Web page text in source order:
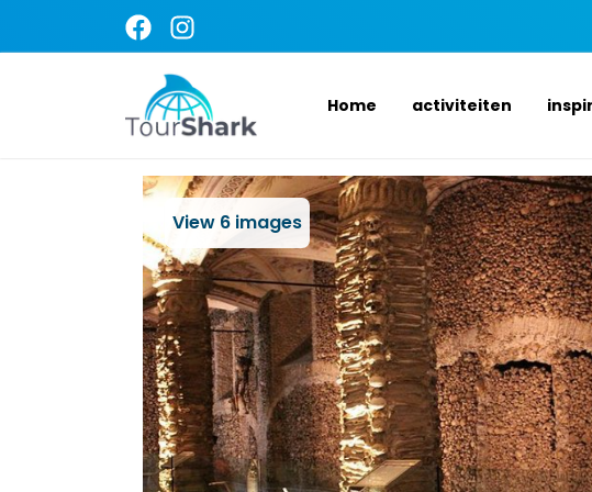
Home activiteiten
View 6 images